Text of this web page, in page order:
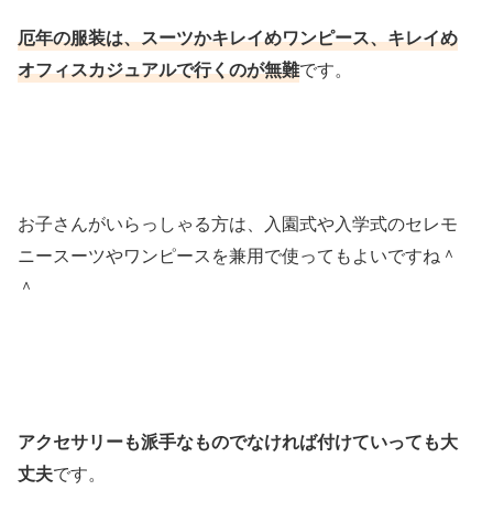
厄年の服装は、スーツかキレイめワンピース、キレイめ
オフィスカジュアルで行くのが無難です。
お子さんがいらっしゃる方は、入園式や入学式のセレモ
ニースーツやワンピースを兼用で使ってもよいですね＾
＾
アクセサリーも派手なものでなければ付けていっても大
丈夫です。